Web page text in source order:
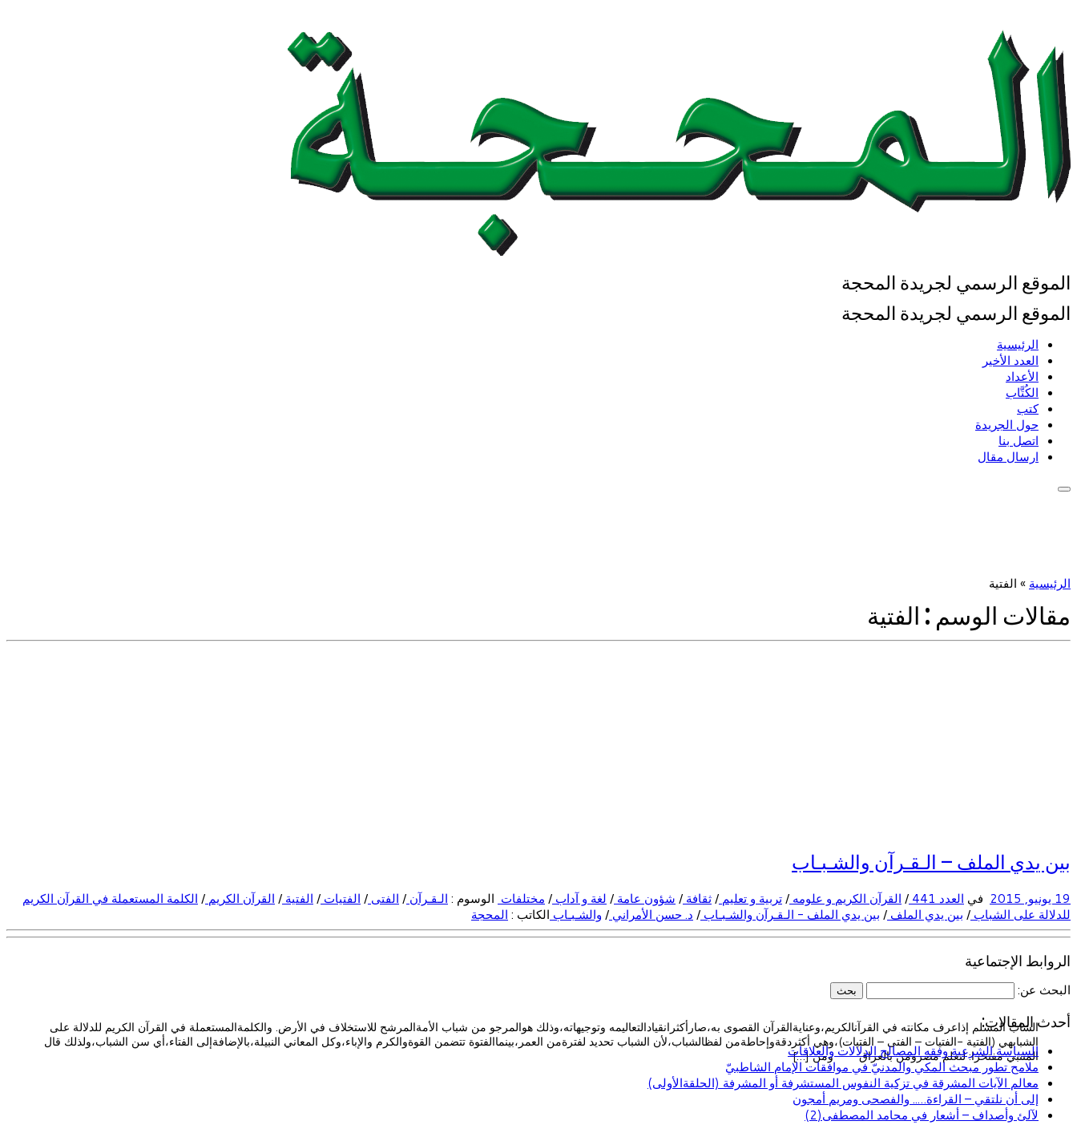
الموقع الرسمي لجريدة المحجة
الموقع الرسمي لجريدة المحجة
الرئيسية
العدد الأخير
الأعداد
الكُتَّاب
كتب
حول الجريدة
اتصل بنا
ارسال مقال
الرئيسية » الفتية
مقالات الوسم : الفتية
الشاب المسلم إذاعرف مكانته في القرآنالكريم،وعنايةالقرآن القصوى به،صارأكثرانقيادالتعاليمه وتوجيهاته،وذلك هوالمرجو من شباب الأمةالمرشح للاستخلاف في الأرض. والكلمةالمستعملة في القرآن الكريم للدلالة على
الشبابهي (الفتية -الفتيات – الفتى – الفتيات)،وهي أكثردقةوإحاطةمن لفظالشباب،لأن الشباب تحديد لفترةمن العمر،بينماالفتوة تتضمن القوةوالكرم والإباء،وكل المعاني النبيلة،بالإضافةإلى الفتاء،أي سن الشباب،ولذلك قال
المتنبي مفتخرا: لتعلم مصرومن بالعراق ومن […]
بين يدي الملف – الـقـرآن والشـبـاب
19 يونيو, 2015 في العدد 441 / القرآن الكريم و علومه /تربية و تعليم /ثقافة / شؤون عامة / لغة و آداب / مختلفات الوسوم : الـقـرآن / الفتى / الفتيات / الفتية / القرآن الكريم / الكلمة المستعملة في القرآن الكريم
للدلالة على الشباب / بين يدي الملف / بين يدي الملف - الـقـرآن والشـبـاب / د. حسن الأمراني / والشـبـاب الكاتب : المحجة
الروابط الإجتماعية
البحث عن:
أحدث المقالات:
السياسة الشرعية وفقه المصالح الدلالات والعلاقات
ملامح تطور مبحث المكي والمدنيّ في موافقات الإمام الشاطبيّ
معالم الآيات المشرقة في تزكية النفوس المستشرفة أو المشرفة (الحلقةالأولى)
إلى أن نلتقي – القراءة….. والفصحى ومريم أمجون
لآلئ وأصداف – أشعار في محامد المصطفى(2)